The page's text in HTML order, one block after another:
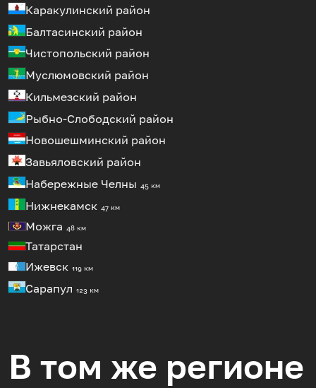
Каракулинский район
Балтасинский район
Чистопольский район
Муслюмовский район
Кильмезский район
Рыбно-Слободский район
Новошешминский район
Завьяловский район
Набережные Челны 45 км
Нижнекамск 47 км
Можга 48 км
Татарстан
Ижевск 119 км
Сарапул 123 км
В том же регионе